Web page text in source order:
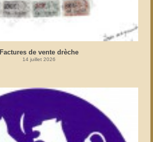
Factures de vente drèche
14 juillet 2026